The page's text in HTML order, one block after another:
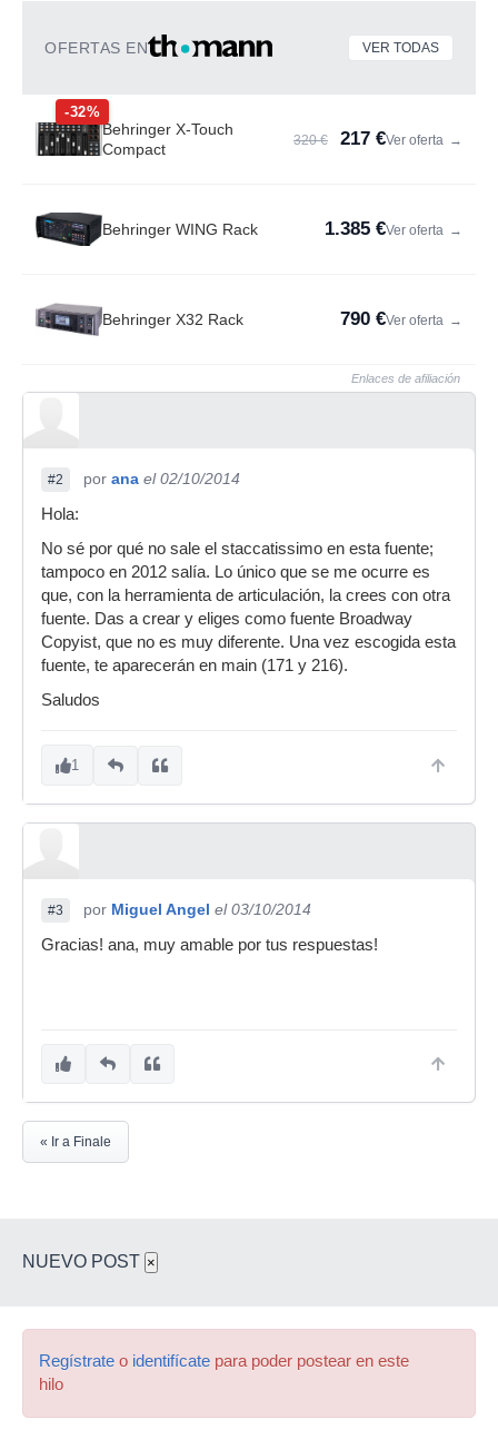
OFERTAS EN VER TODAS
-32%
Behringer X-Touch
Compact
320 € 217 €Ver oferta →
Behringer WING Rack 1.385 €Ver oferta →
Behringer X32 Rack 790 €Ver oferta →
Enlaces de afiliación
#2 por ana el 02/10/2014
Hola:
No sé por qué no sale el staccatissimo en esta fuente;
tampoco en 2012 salía. Lo único que se me ocurre es
que, con la herramienta de articulación, la crees con otra
fuente. Das a crear y eliges como fuente Broadway
Copyist, que no es muy diferente. Una vez escogida esta
fuente, te aparecerán en main (171 y 216).
Saludos
1
#3 por Miguel Angel el 03/10/2014
Gracias! ana, muy amable por tus respuestas!
« Ir a Finale
NUEVO POST ×
Regístrate o identifícate para poder postear en este
hilo